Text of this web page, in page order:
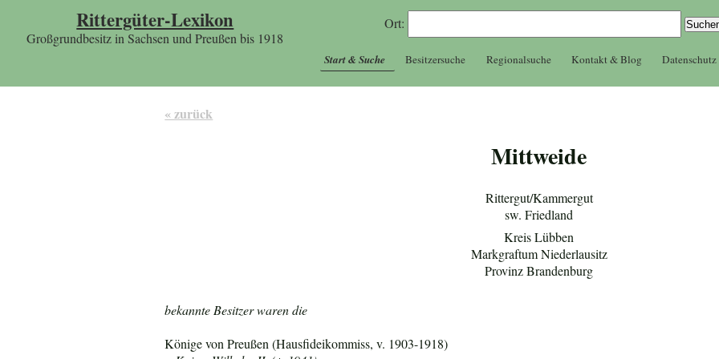
Rittergüter-Lexikon
Großgrundbesitz in Sachsen und Preußen bis 1918
Ort:
Start & Suche Besitzersuche Regionalsuche Kontakt & Blog Datenschutz
« zurück
Mittweide
Rittergut/Kammergut
sw. Friedland
Kreis Lübben
Markgraftum Niederlausitz
Provinz Brandenburg
bekannte Besitzer waren die
Könige von Preußen (Hausfideikommiss, v. 1903-1918)